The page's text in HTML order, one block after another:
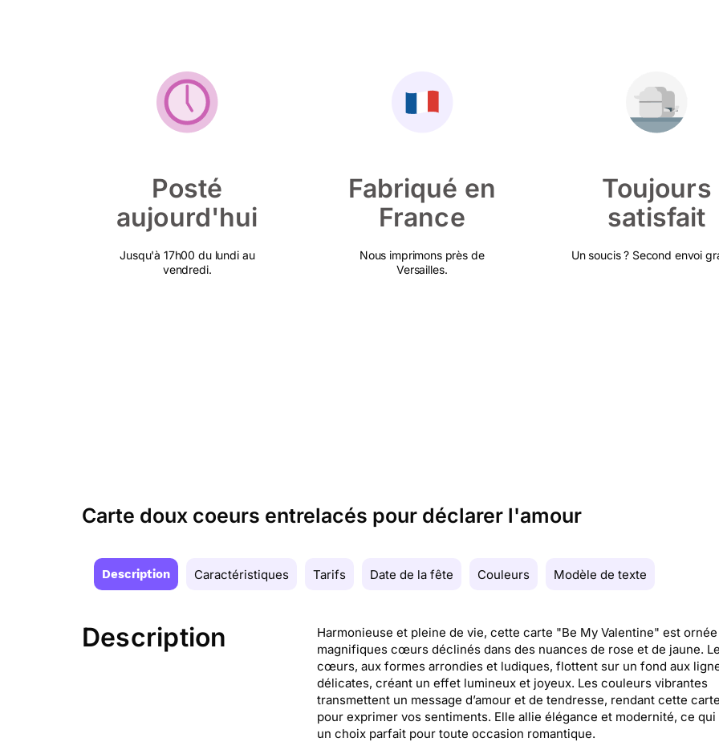
Posté
aujourd'hui
Jusqu'à 17h00 du lundi au
vendredi.
Fabriqué en
France
Nous imprimons près de
Versailles.
Toujours
satisfait
Un soucis ? Second envoi
Carte doux coeurs entrelacés pour déclarer l'amour
Description Caractéristiques Tarifs Date de la fête Couleurs Modèle de texte
Description
Harmonieuse et pleine de vie, cette carte "Be My Valentine" est
magnifiques cœurs déclinés dans des nuances de rose et de jaune.
cœurs, aux formes arrondies et ludiques, flottent sur un fond aux
délicates, créant un effet lumineux et joyeux. Les couleurs vibrantes
transmettent un message d’amour et de tendresse, rendant cette
pour exprimer vos sentiments. Elle allie élégance et modernité, ce
un choix parfait pour toute occasion romantique.